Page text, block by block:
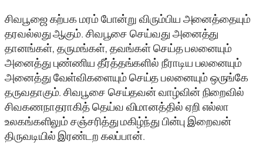
சிவபூஜை கற்பக மரம் போன்று விரும்பிய அனைத்தையும்
தரவல்லது ஆகும். சிவபூசை செய்வது அனைத்து
தானங்கள், தருமங்கள், தவங்கள் செய்த பலனையும்
அனைத்து புண்ணிய தீர்த்தங்களில் நீராடிய பலனையும்
அனைத்து வேள்விகளையும் செய்த பலனையும் ஒருங்கே
தருவதாகும். சிவபூசை செய்தவன் வாழ்வின் நிறைவில்
சிவகணநாதராகித் தெய்வ விமானத்தில் ஏறி எல்லா
உலகங்களிலும் சஞ்சரித்து மகிழ்ந்து பின்பு இறைவன்
திருவடியில் இரண்டற கலப்பான்.